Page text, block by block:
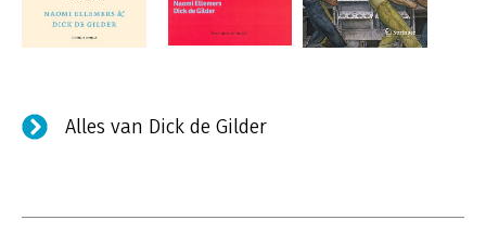
Alles van Dick de Gilder